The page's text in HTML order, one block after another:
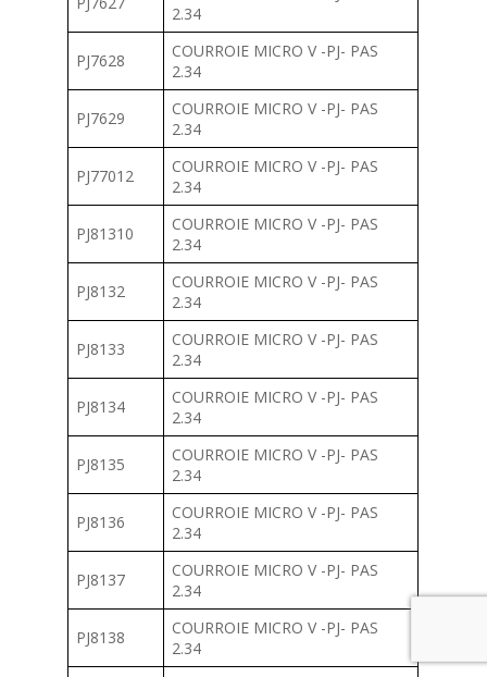
2.34
PJ7628
COURROIE MICRO V -PJ- PAS
2.34
PJ7629
COURROIE MICRO V -PJ- PAS
2.34
PJ77012
COURROIE MICRO V -PJ- PAS
2.34
PJ81310
COURROIE MICRO V -PJ- PAS
2.34
PJ8132
COURROIE MICRO V -PJ- PAS
2.34
PJ8133
COURROIE MICRO V -PJ- PAS
2.34
PJ8134
COURROIE MICRO V -PJ- PAS
2.34
PJ8135
COURROIE MICRO V -PJ- PAS
2.34
PJ8136
COURROIE MICRO V -PJ- PAS
2.34
PJ8137
COURROIE MICRO V -PJ- PAS
2.34
PJ8138
COURROIE MICRO V -PJ- PAS
2.34